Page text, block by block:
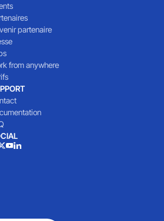
partenaire
from anywhere